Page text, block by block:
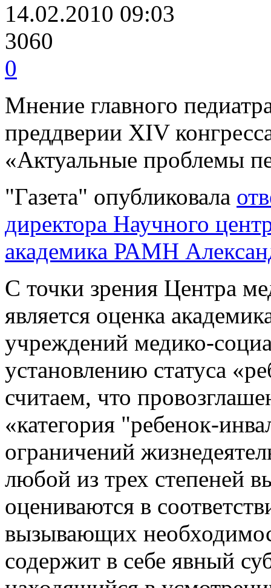
14.02.2010 09:03
3060
0
Мнение главного
преддверии XIV
«Актуальные проблемы
"Газета" опубликовала
директора Научного
академика РАМН
С точки зрения Центра
является оценка
учреждений медико-
установлению статуса
считаем, что
«категория "ребенок-
ограничений
любой из трех степеней
оцениваются в
вызывающих
содержит в себе явный